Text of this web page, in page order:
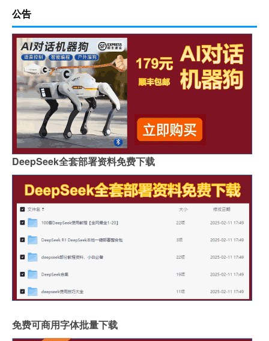
公告
DeepSeek全套部署资料免费下载
免费可商用字体批量下载